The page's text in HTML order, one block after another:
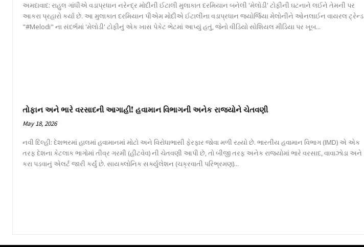
અમદાવાદ: રાહુલ ગાંધીએ વડાપ્રધાન નરેન્દ્ર મોદીની ઈટાલી મુલાકાત દરમિયાન બનેલી 'મેલોડી' ટોફીની ઘટનાને લઈને તેમની પર
આકરા પ્રહારો કર્યા છે. આ મુલાકાત દરમિયાન પીએમ મોદીએ ઈટાલીના વડાપ્રધાન જ્યોર્જિયા મેલોનીને ઓનલાઈન વાયરલ ટ્રેન્ડ
"#Melodi" ના સંદર્ભમાં 'મેલોડી' ટોફીનું એક ખાસ પેકેટ ભેટમાં આપ્યું હતું, જેનો વીડિયો સોશિયલ મીડિયા પર ખૂબ...
તોફાન અને ભારે વરસાદની આગાહી! હવામાન વિભાગની અનેક રાજ્યોને ચેતવણી
May 18, 2026
નવી દિલ્હી: દેશભરમાં હાલમાં હવામાનમાં મોટો અને વિરોધાભાસી ફેરફાર જોવા મળી રહ્યો છે. ભારતીય હવામાન વિભાગ (IMD) એ એક
તરફ દેશના કેટલાક ભાગોમાં તીવ્ર ગરમી (હીટવેવ) ની ચેતવણી આપી છે, તો બીજી તરફ અનેક રાજ્યોમાં ભારે વરસાદ, વાવાઝોડા અને
કરા પડવાનું એલર્ટ જારી કર્યું છે. સાયક્લોનિક સર્ક્યુલેશન (ચક્રવાતી પરિભ્રમણ)...